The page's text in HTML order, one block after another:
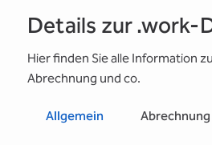
Details zur .work-
Hier finden Sie alle Information
Abrechnung und co.
Allgemein Abrechnung